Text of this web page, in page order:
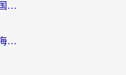
海外玩三国杀总卡顿？这份三国杀游戏加速器指南帮你告别延迟烦恼
火影忍者美国加速器有哪些？海外党亲测的国服游戏加速全攻略（含菲律宾玩三国之刃守望黎明技巧）